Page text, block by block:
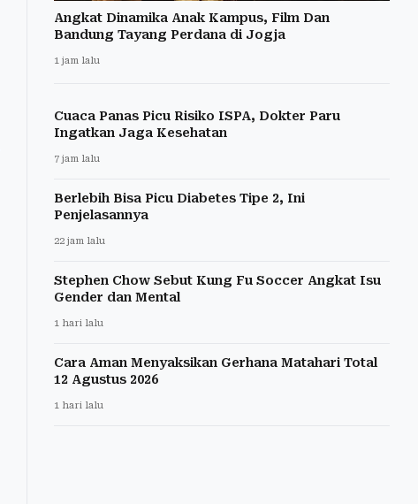
Angkat Dinamika Anak Kampus, Film Dan
Bandung Tayang Perdana di Jogja
1 jam lalu
Cuaca Panas Picu Risiko ISPA, Dokter Paru
Ingatkan Jaga Kesehatan
7 jam lalu
Berlebih Bisa Picu Diabetes Tipe 2, Ini
Penjelasannya
22 jam lalu
Stephen Chow Sebut Kung Fu Soccer Angkat Isu
Gender dan Mental
1 hari lalu
Cara Aman Menyaksikan Gerhana Matahari Total
12 Agustus 2026
1 hari lalu